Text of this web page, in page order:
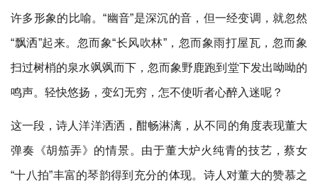
许多形象的比喻。“幽音”是深沉的音，但一经变调，就忽然
“飘洒”起来。忽而象“长风吹林”，忽而象雨打屋瓦，忽而象
扫过树梢的泉水飒飒而下，忽而象野鹿跑到堂下发出呦呦的
鸣声。轻快悠扬，变幻无穷，怎不使听者心醉入迷呢？
这一段，诗人洋洋洒洒，酣畅淋漓，从不同的角度表现董大
弹奏《胡笳弄》的情景。由于董大炉火纯青的技艺，蔡女
“十八拍”丰富的琴韵得到充分的体现。诗人对董大的赞慕之